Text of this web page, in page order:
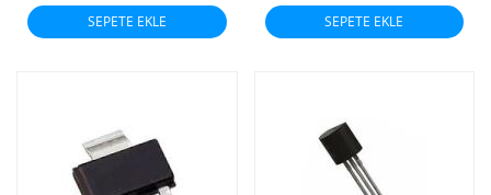
SEPETE EKLE SEPETE EKLE